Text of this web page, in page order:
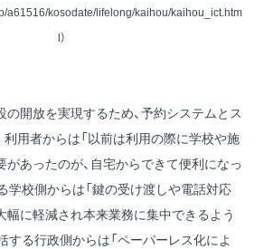
a61516/kosodate/lifelong/kaihou/kaihou_ict.htm
l）
の開放を実現するため、予約システムとス
用者からは「以前は利用の際に学校や施
あったのが、自宅からできて便利になっ
学校側からは「鍵の受け渡しや電話対応
幅に軽減され本来業務に集中できるよう
する行政側からは「ペーパーレス化によ